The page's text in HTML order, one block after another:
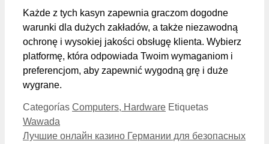
Każde z tych kasyn zapewnia graczom dogodne
warunki dla dużych zakładów, a także niezawodną
ochronę i wysokiej jakości obsługę klienta. Wybierz
platformę, która odpowiada Twoim wymaganiom i
preferencjom, aby zapewnić wygodną grę i duże
wygrane.
Categorías Computers, Hardware Etiquetas
Wawada
Лучшие онлайн казино Германии для безопасных